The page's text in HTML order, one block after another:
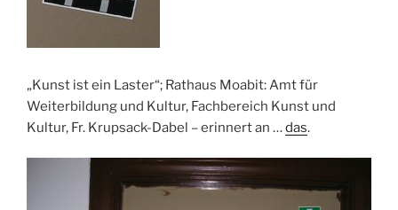
„Kunst ist ein Laster“; Rathaus Moabit: Amt für
Weiterbildung und Kultur, Fachbereich Kunst und
Kultur, Fr. Krupsack-Dabel – erinnert an …das.